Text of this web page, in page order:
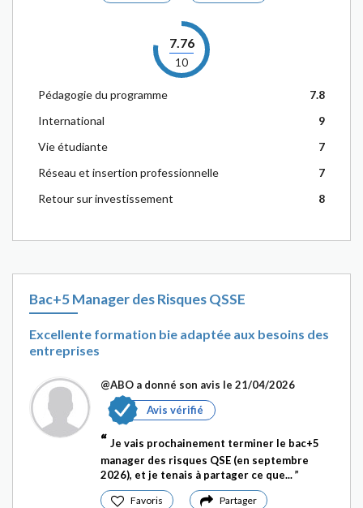
7.76
10
Pédagogie du programme
7.8
International
9
Vie étudiante
7
Réseau et insertion professionnelle
7
Retour sur investissement
8
Bac+5 Manager des Risques QSSE
Excellente formation bie adaptée aux besoins des
entreprises
@ABO a donné son avis le 21/04/2026
Avis vérifié
Je vais prochainement terminer le bac+5
manager des risques QSE (en septembre
2026), et je tenais à partager ce que...
Favoris Partager